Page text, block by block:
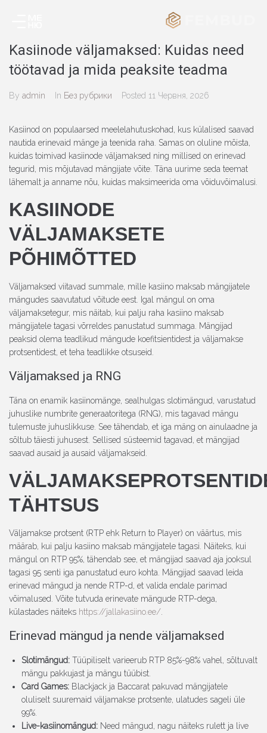
Kasiinode väljamaksed: Kuidas need
töötavad ja mida peaksite teadma
By admin In Без рубрики Posted 11 Червня, 2026
Kasiinod on populaarsed meelelahutuskohad, kus külalised saavad
nautida erinevaid mänge ja teenida raha. Samas on oluline mõista,
kuidas toimivad kasiinode väljamaksed ning millised on erinevad
tegurid, mis mõjutavad mängijate võite. Täna uurime seda teemat
lähemalt ja anname nõu, kuidas maksimeerida oma võiduvõimalusi.
KASIINODE
VÄLJAMAKSETE
PÕHIMÕTTED
Väljamaksed viitavad summale, mille kasiino maksab mängijatele
mängudes saavutatud võitude eest. Igal mängul on oma
väljamaksetegur, mis näitab, kui palju raha kasiino maksab
mängijatele tagasi võrreldes panustatud summaga. Mängijad
peaksid olema teadlikud mängude koefitsientidest ja väljamakse
protsentidest, et teha teadlikke otsuseid.
Väljamaksed ja RNG
Täna on enamik kasiinomänge, sealhulgas slotimängud, varustatud
juhuslike numbrite generaatoritega (RNG), mis tagavad mängu
tulemuste juhuslikkuse. See tähendab, et iga mäng on ainulaadne ja
sõltub täiesti juhusest. Sellised süsteemid tagavad, et mängijad
saavad ausaid ja ausaid väljamakseid.
TÄHTSUS
Väljamakse protsent (RTP ehk Return to Player) on väärtus, mis
määrab, kui palju kasiino maksab mängijatele tagasi. Näiteks, kui
mängul on RTP 95%, tähendab see, et mängijad saavad aja jooksul
tagasi 95 senti iga panustatud euro kohta. Mängijad saavad leida
erinevad mängud ja nende RTP-d, et valida endale parimad
võimalused. Võite tutvuda erinevate mängude RTP-dega,
külastades näiteks https://jallakasiino.ee/
Erinevad mängud ja nende väljamaksed
Slotimängud: Tüüpiliselt varieerub RTP 85%-98% vahel, sõltuvalt
mängu pakkujast ja mängu tüübist.
Card Games: Blackjack ja Baccarat pakuvad mängijatele
oluliselt suuremaid väljamakse protsente, ulatudes sageli üle
99%.
Live-kasiinomängud: Need mängud, nagu näiteks rulett ja live